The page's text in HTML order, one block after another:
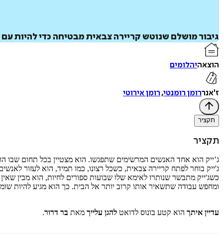
גיבור מושלם שנוטש קריירה צבאית מבטיחה כדי להיות
הוצאהיהלומים
ז'אנררומן רומנטי,רומן אירוטי
תקציר
תקציר
ג’ייק הוא אחד האנשים המרשימים שתפגשו. הוא מצטיין בכל תחום שבו
ג'ייק בוחר לפתח קריירה צבאית, כשכל רצונו, כמו תמיד, הוא לעזור
כשג'ייק מתבשר שנותרו לאימא שלו שבועות ספורים לחיות, הוא מבין
ומחפש עבודה שתשאיר אותו קרוב יותר אל הבית. כך הוא מגיע להיות
עדיין איתך הוא קטע בונוס לדואט להגן עלייך מאת בר דרור.